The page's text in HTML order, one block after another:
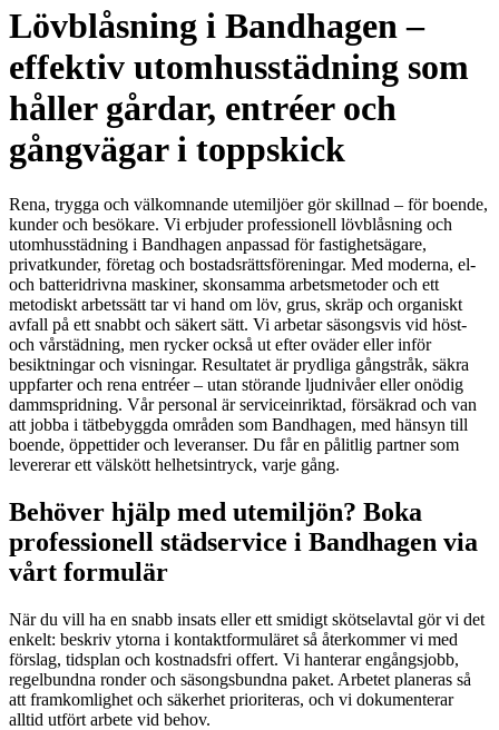
Lövblåsning i Bandhagen –
effektiv utomhusstädning som
håller gårdar, entréer och
gångvägar i toppskick
Rena, trygga och välkomnande utemiljöer gör skillnad – för boende,
kunder och besökare. Vi erbjuder professionell lövblåsning och
utomhusstädning i Bandhagen anpassad för fastighetsägare,
privatkunder, företag och bostadsrättsföreningar. Med moderna, el-
och batteridrivna maskiner, skonsamma arbetsmetoder och ett
metodiskt arbetssätt tar vi hand om löv, grus, skräp och organiskt
avfall på ett snabbt och säkert sätt. Vi arbetar säsongsvis vid höst-
och vårstädning, men rycker också ut efter oväder eller inför
besiktningar och visningar. Resultatet är prydliga gångstråk, säkra
uppfarter och rena entréer – utan störande ljudnivåer eller onödig
dammspridning. Vår personal är serviceinriktad, försäkrad och van
att jobba i tätbebyggda områden som Bandhagen, med hänsyn till
boende, öppettider och leveranser. Du får en pålitlig partner som
levererar ett välskött helhetsintryck, varje gång.
Behöver hjälp med utemiljön? Boka
professionell städservice i Bandhagen via
vårt formulär
När du vill ha en snabb insats eller ett smidigt skötselavtal gör vi det
enkelt: beskriv ytorna i kontaktformuläret så återkommer vi med
förslag, tidsplan och kostnadsfri offert. Vi hanterar engångsjobb,
regelbundna ronder och säsongsbundna paket. Arbetet planeras så
att framkomlighet och säkerhet prioriteras, och vi dokumenterar
alltid utfört arbete vid behov.